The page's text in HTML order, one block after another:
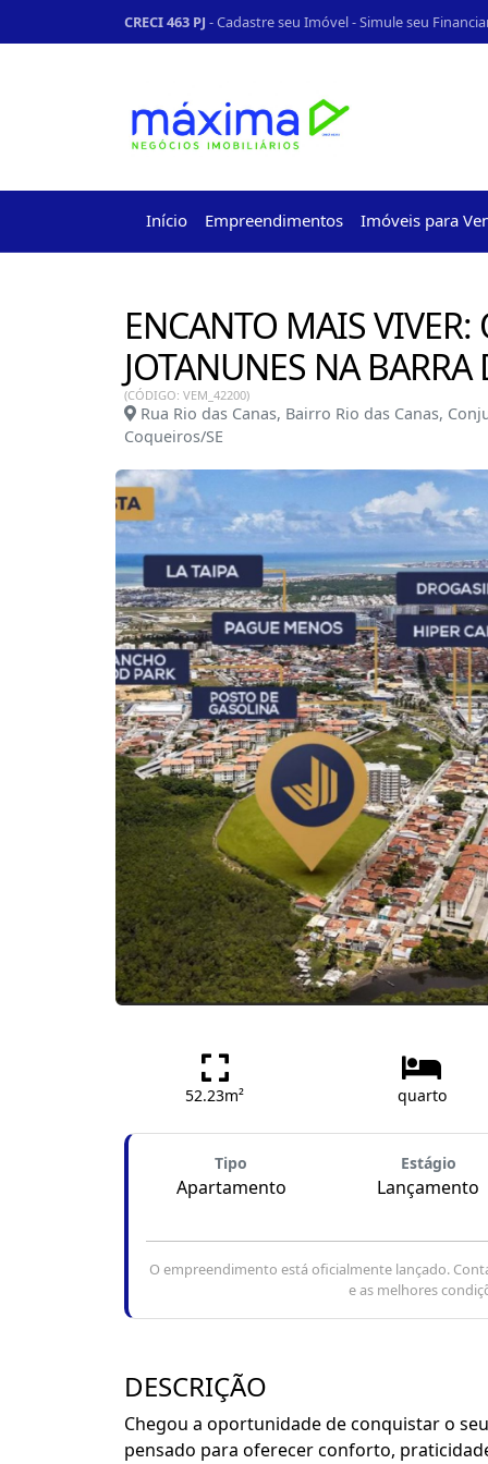
CRECI 463 PJ -Cadastre seu Imóvel-Simule seu
Início Empreendimentos Imóveis para
ENCANTO MAIS
JOTANUNES NA
(CÓDIGO: VEM_42200)
Rua Rio das Canas, Bairro Rio das Canas,
Coqueiros/SE
52.23m² quarto
Tipo
Apartamento
Estágio
Lançamento
O empreendimento está oficialmente lançado.
e as melhores
DESCRIÇÃO
Chegou a oportunidade de conquistar o
pensado para oferecer conforto,